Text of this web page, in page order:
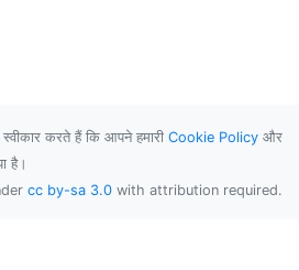
करते हैं कि आपने हमारी Cookie Policy और
है।
cc by-sa 3.0 with attribution required.